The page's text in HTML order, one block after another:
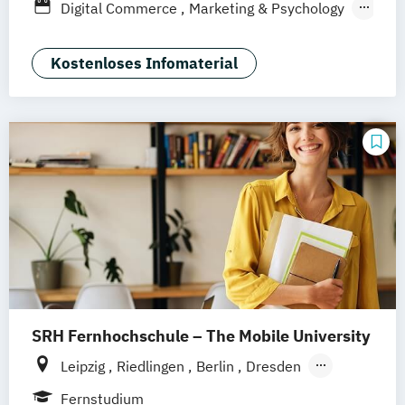
Nürnberg
Digital Commerce
Marketing & Psychology
Kostenloses Infomaterial
SRH Fernhochschule – The Mobile University
Leipzig Riedlingen Berlin
Dresden
Düsseldorf
Fernstudium